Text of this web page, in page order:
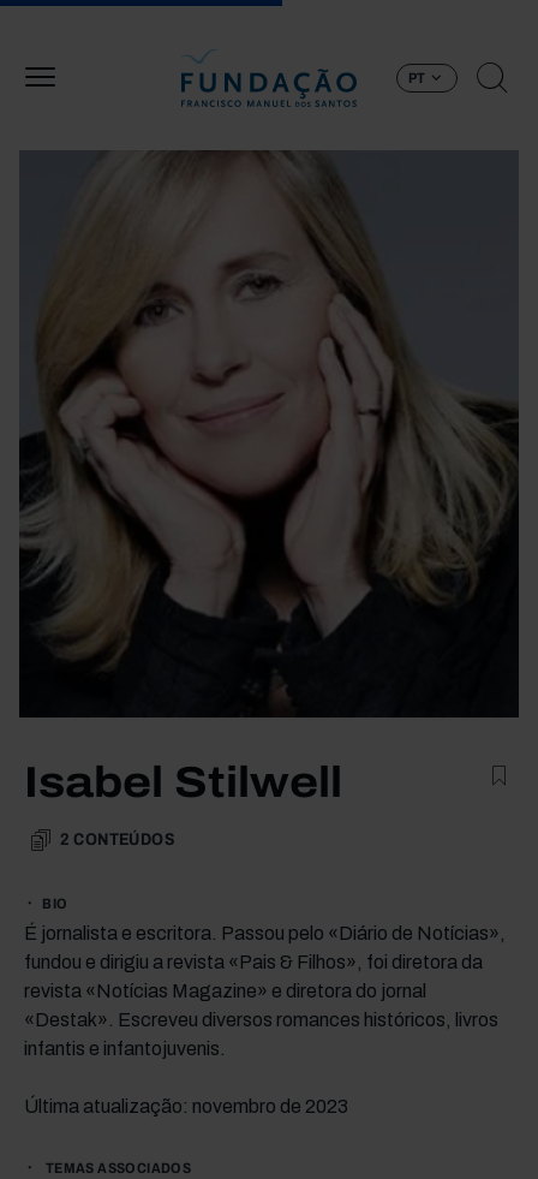
PT
Isabel Stilwell
2 CONTEÚDOS
BIO
É jornalista e escritora. Passou pelo «Diário de Notícias»,
fundou e dirigiu a revista «Pais & Filhos», foi diretora da
revista «Notícias Magazine» e diretora do jornal
«Destak». Escreveu diversos romances históricos, livros
infantis e infantojuvenis.
Última atualização: novembro de 2023
TEMAS ASSOCIADOS